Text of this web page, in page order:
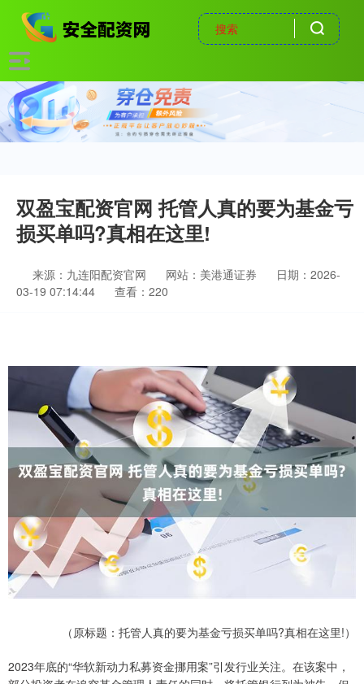
双盈宝配资官网 托管人真的要为基金亏
损买单吗?真相在这里!
来源：九连阳配资官网 网站：美港通证券
日期：2026-
03-19 07:14:44
查看：220
（原标题：托管人真的要为基金亏损买单吗?真相在这里!）
2023年底的“华软新动力私募资金挪用案”引发行业关注。在该案中，